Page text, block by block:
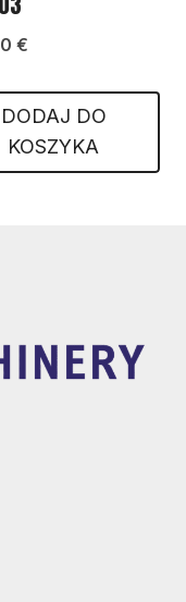
€
DODAJ DO
KOSZYKA